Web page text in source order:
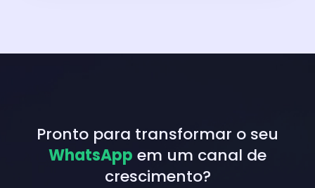
Pronto para transformar o seu
WhatsApp em um canal de
crescimento?